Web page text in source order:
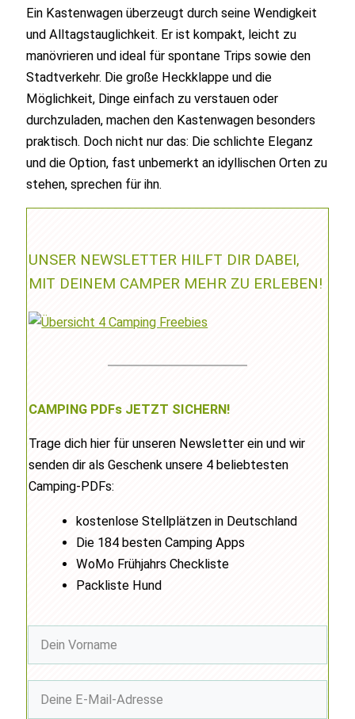
Ein Kastenwagen überzeugt durch seine Wendigkeit
und Alltagstauglichkeit. Er ist kompakt, leicht zu
manövrieren und ideal für spontane Trips sowie den
Stadtverkehr. Die große Heckklappe und die
Möglichkeit, Dinge einfach zu verstauen oder
durchzuladen, machen den Kastenwagen besonders
praktisch. Doch nicht nur das: Die schlichte Eleganz
und die Option, fast unbemerkt an idyllischen Orten zu
stehen, sprechen für ihn.
UNSER NEWSLETTER HILFT DIR DABEI,
MIT DEINEM CAMPER MEHR ZU ERLEBEN!
CAMPING PDFs JETZT SICHERN!
Trage dich hier für unseren Newsletter ein und wir
senden dir als Geschenk unsere 4 beliebtesten
Camping-PDFs:
kostenlose Stellplätzen in Deutschland
Die 184 besten Camping Apps
WoMo Frühjahrs Checkliste
Packliste Hund